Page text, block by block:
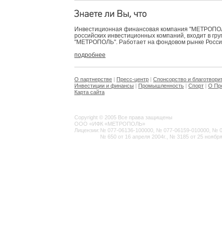
Инвестиционная финансовая компания
российских инвестиционных компаний, входит в
"МЕТРОПОЛЬ". Работает на фондовом рынке
подробнее
О партнерстве | Пресс-центр | Спонсорство и
Инвестиции и финансы | Промышленность | Спорт | О
Карта сайта
Copyright © 2005 Все права защищены
ООО «ИФК «МЕТРОПОЛЬ»
Лицензии: № 077-06136-100000, № 077-06159-010000, №
№ 650 от 16 апреля 2004г., № 3185 от 25